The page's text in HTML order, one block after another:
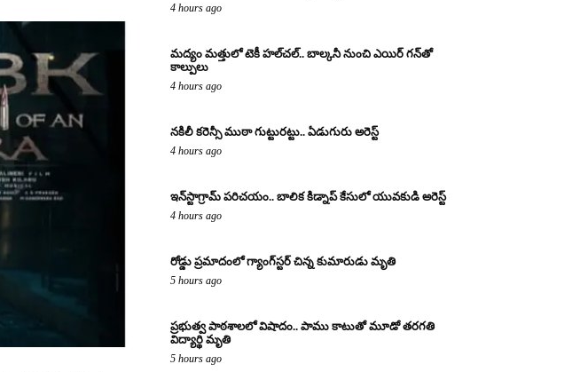
4 hours ago
మద్యం మత్తులో టెకీ హల్‌చల్.. బాల్కనీ నుంచి ఎయిర్ గన్‌తో
కాల్పులు
4 hours ago
నకిలీ కరెన్సీ ముఠా గుట్టురట్టు.. ఏడుగురు అరెస్ట్
4 hours ago
ఇన్‌స్టాగ్రామ్ పరిచయం.. బాలిక కిడ్నాప్ కేసులో యువకుడి అరెస్ట్
4 hours ago
రోడ్డు ప్రమాదంలో గ్యాంగ్‌స్టర్ చిన్న కుమారుడు మృతి
5 hours ago
ప్రభుత్వ పాఠశాలలో విషాదం.. పాము కాటుతో మూడో తరగతి
విద్యార్థి మృతి
5 hours ago